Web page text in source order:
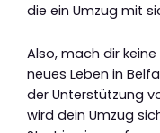
die ein Umzug mit
Also, mach dir
neues Leben in
der Unterstützung
wird dein Umzug